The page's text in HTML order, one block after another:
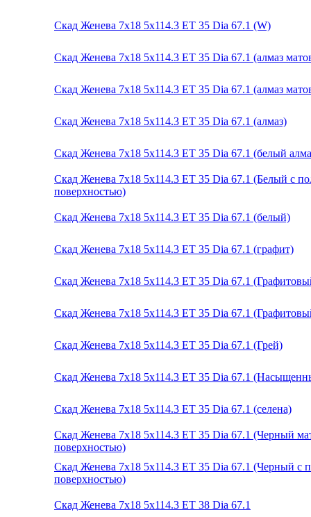
Скад Женева 7x18 5x114.3 ET 35 Dia 67.1 (W)
Скад Женева 7x18 5x114.3 ET 35 Dia 67.1 (алмаз
Скад Женева 7x18 5x114.3 ET 35 Dia 67.1 (алмаз
Скад Женева 7x18 5x114.3 ET 35 Dia 67.1 (алмаз)
Скад Женева 7x18 5x114.3 ET 35 Dia 67.1 (белый
Скад Женева 7x18 5x114.3 ET 35 Dia 67.1 (Белый с
поверхностью)
Скад Женева 7x18 5x114.3 ET 35 Dia 67.1 (белый)
Скад Женева 7x18 5x114.3 ET 35 Dia 67.1 (графит)
Скад Женева 7x18 5x114.3 ET 35 Dia 67.1
Скад Женева 7x18 5x114.3 ET 35 Dia 67.1
Скад Женева 7x18 5x114.3 ET 35 Dia 67.1 (Грей)
Скад Женева 7x18 5x114.3 ET 35 Dia 67.1
Скад Женева 7x18 5x114.3 ET 35 Dia 67.1 (селена)
Скад Женева 7x18 5x114.3 ET 35 Dia 67.1 (Черный
поверхностью)
Скад Женева 7x18 5x114.3 ET 35 Dia 67.1 (Черный с
поверхностью)
Скад Женева 7x18 5x114.3 ET 38 Dia 67.1